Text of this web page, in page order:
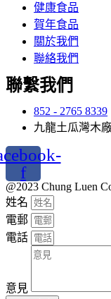
健康食品
賀年食品
關於我們
聯絡我們
聯繫我們
852 - 2765 8339
九龍土瓜灣木
f
@2023 Chung Luen
姓名
電郵
電話
意見